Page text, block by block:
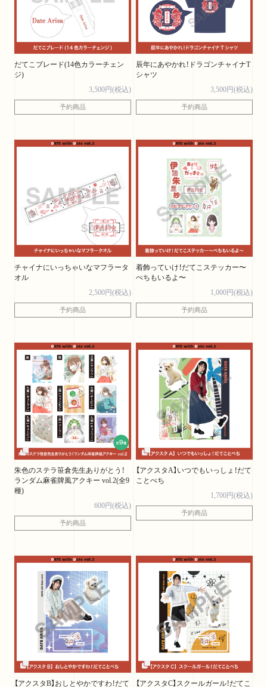
だてこブレード(14色カラーチェン
ジ)
3,500円(税込)
予約商品
辰年にあやかれ！ドラゴンチャイナT
シャツ
3,500円(税込)
予約商品
チャイナにいっちゃいなマフラータ
オル
2,500円(税込)
予約商品
着飾っていけ！だてこステッカー〜
ぺちもいるよ〜
1,000円(税込)
予約商品
朱色のステラ笹倉先生ありがとう！
ランダム麻雀牌風アクキー vol.2(全9
種)
600円(税込)
予約商品
【アクスタA】いつでもいっしょ！だて
ことぺち
1,700円(税込)
予約商品
【アクスタB】おしとやかですわ！だて
【アクスタC】スクールガール！だてこ